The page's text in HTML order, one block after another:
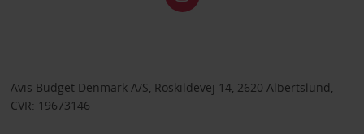
Avis Budget Denmark A/S, Roskildevej 14, 2620 Albertslund,
CVR: 19673146